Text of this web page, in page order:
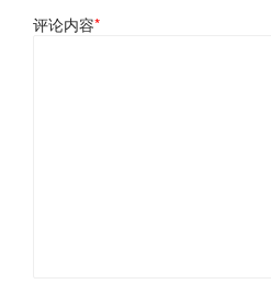
评论内容*